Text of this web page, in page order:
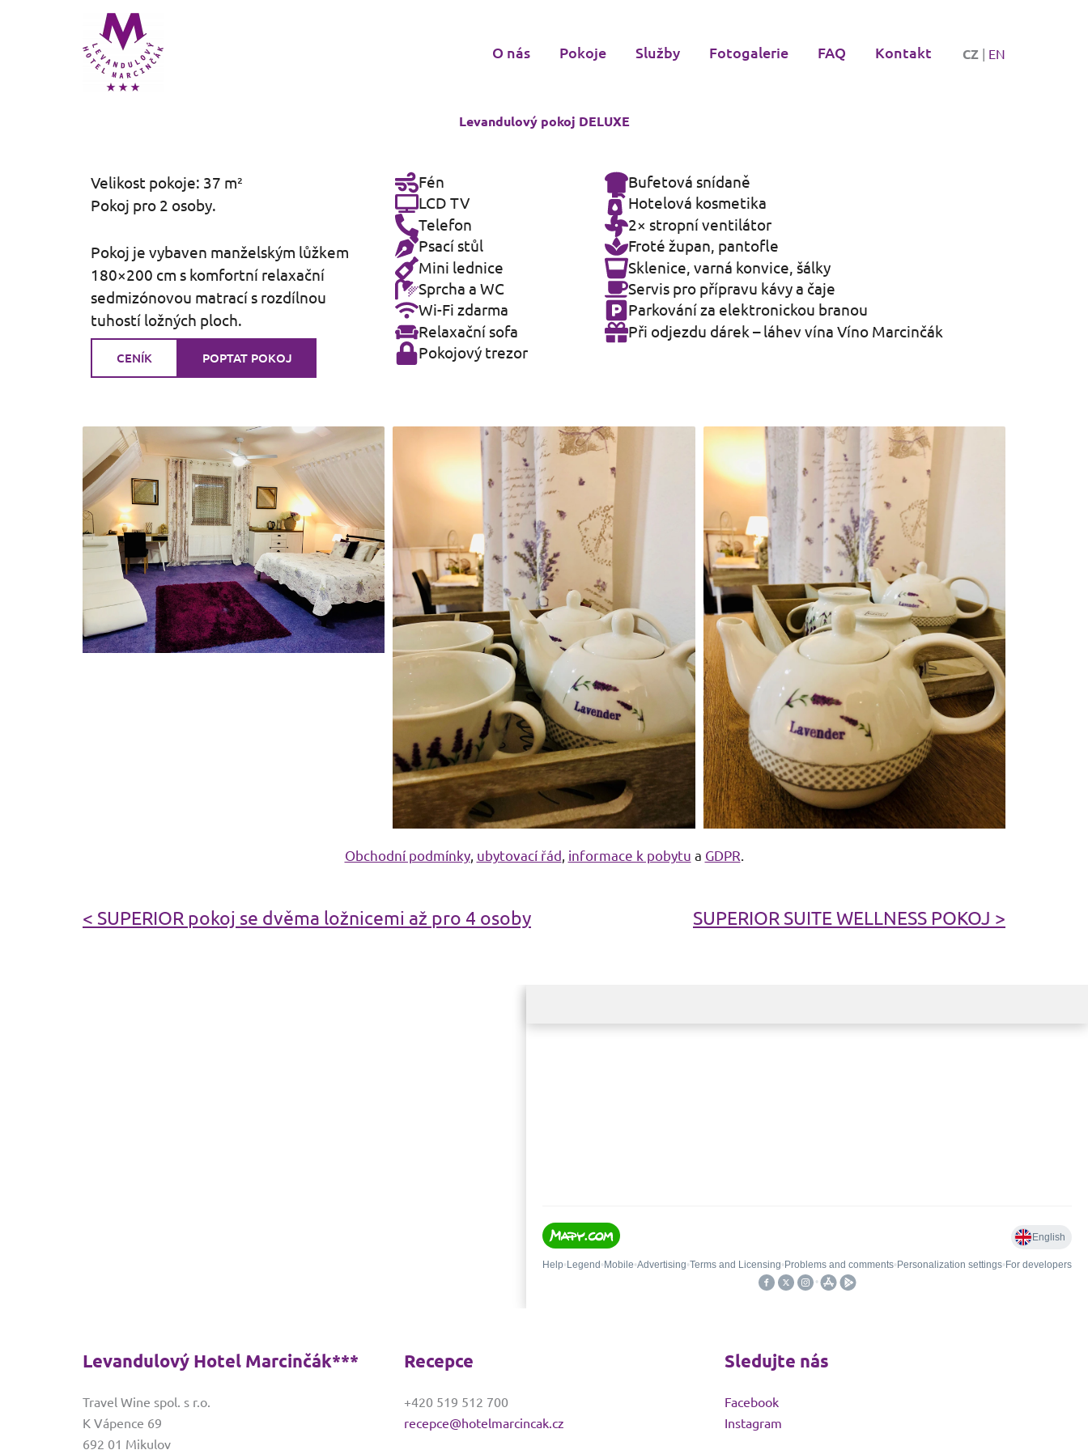
O nás Pokoje Služby Fotogalerie FAQ Kontakt CZ | EN
Levandulový pokoj DELUXE
Velikost pokoje: 37 m²
Pokoj pro 2 osoby.
Pokoj je vybaven manželským lůžkem
180×200 cm s komfortní relaxační
sedmizónovou matrací s rozdílnou
tuhostí ložných ploch.
CENÍK POPTAT POKOJ
Fén
LCD TV
Telefon
Psací stůl
Mini lednice
Sprcha a WC
Wi-Fi zdarma
Relaxační sofa
Pokojový trezor
Bufetová snídaně
Hotelová kosmetika
2× stropní ventilátor
Froté župan, pantofle
Sklenice, varná konvice, šálky
Servis pro přípravu kávy a čaje
Parkování za elektronickou branou
Při odjezdu dárek – láhev vína Víno Marcinčák
Obchodní podmínky, ubytovací řád, informace k pobytu a GDPR.
< SUPERIOR pokoj se dvěma ložnicemi až pro 4 osoby SUPERIOR SUITE WELLNESS POKOJ >
Levandulový Hotel Marcinčák***
Travel Wine spol. s r.o.
K Vápence 69
692 01 Mikulov
Recepce
+420 519 512 700
recepce@hotelmarcincak.cz
Sledujte nás
Facebook
Instagram